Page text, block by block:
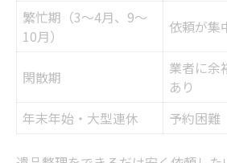
繁忙期（3～4月、9～
10月）
依頼が集
閑散期
業者に余
あり
年末年始・大型連休
予約困難